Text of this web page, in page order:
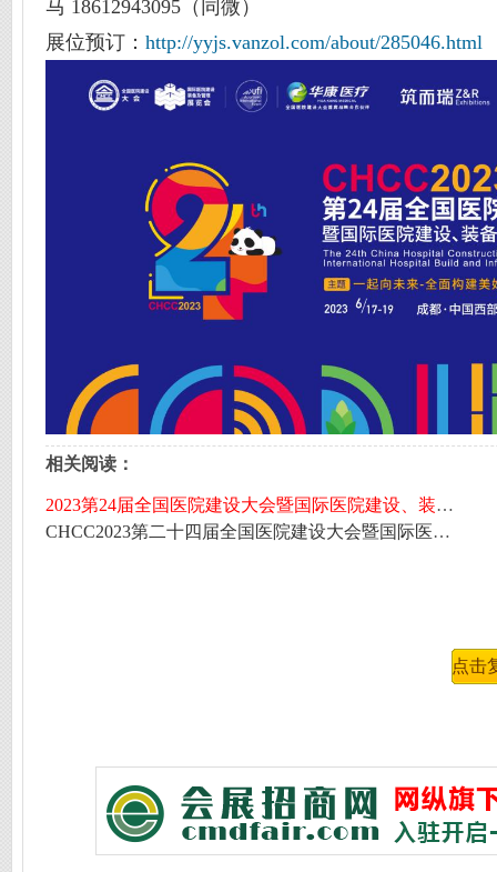
马 18612943095（同微）
展位预订： http://yyjs.vanzol.com/about/285046.html
相关阅读：
2023第24届全国医院建设大会暨国际医院建设、装备及管理展览会
CHCC2023第二十四届全国医院建设大会暨国际医院建设装备及管理展览会